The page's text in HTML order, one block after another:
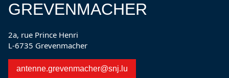
GREVENMACHER
2a, rue Prince Henri
L-6735 Grevenmacher
antenne.grevenmacher@snj.lu